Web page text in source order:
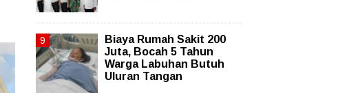
Biaya Rumah Sakit 200
Juta, Bocah 5 Tahun
Warga Labuhan Butuh
Uluran Tangan